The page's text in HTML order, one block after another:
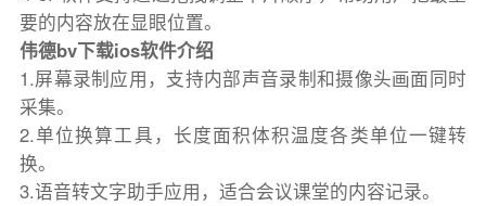
要的内容放在显眼位置。
伟德bv下载ios软件介绍
1.屏幕录制应用，支持内部声音录制和摄像头画面同时
采集。
2.单位换算工具，长度面积体积温度各类单位一键转
换。
3.语音转文字助手应用，适合会议课堂的内容记录。